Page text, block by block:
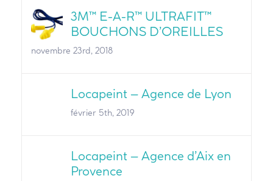
3M™ E-A-R™ ULTRAFIT™
BOUCHONS D’OREILLES
novembre 23rd, 2018
Locapeint – Agence de Lyon
février 5th, 2019
Locapeint – Agence d’Aix en
Provence